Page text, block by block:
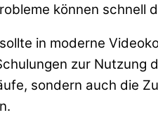
können schnell
in moderne
zur Nutzung
sondern auch die